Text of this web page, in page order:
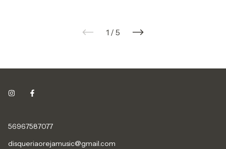
1 / 5
56967587077
disqueriaorejamusic@gmail.com